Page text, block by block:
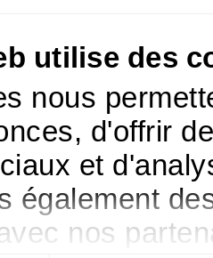
utilise des
nous
d'offrir
et
également
nos